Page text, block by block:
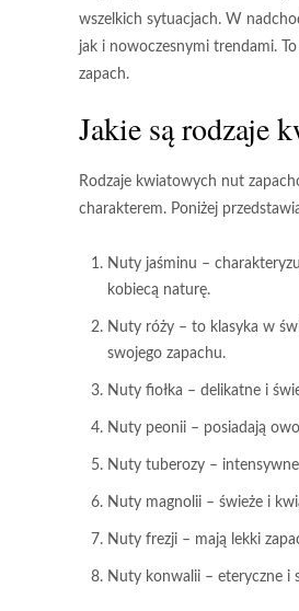
wszelkich sytuacjach. W
jak i nowoczesnymi trendami.
zapach.
Jakie są rodzaje
Rodzaje kwiatowych nut
charakterem. Poniżej
Nuty jaśminu –
kobiecą naturę.
Nuty róży – to klasyka w
swojego zapachu.
Nuty fiołka – delikatne i
Nuty peonii – posiadają
Nuty tuberozy –
Nuty magnolii – świeże i
Nuty frezji – mają lekki
Nuty konwalii – eteryczne i